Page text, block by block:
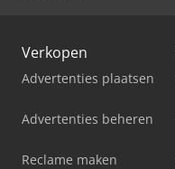
Verkopen
Advertenties plaatsen
Advertenties beheren
Reclame maken